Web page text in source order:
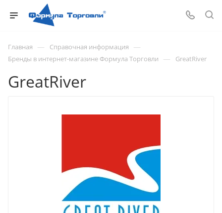
Главная — Справочная информация —
Бренды в интернет-магазине Формула Торговли — GreatRiver
GreatRiver